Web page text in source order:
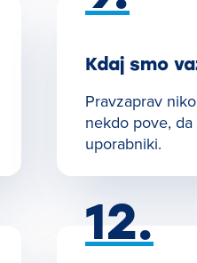
Kdaj smo
Pravzaprav
nekdo pove,
uporabniki.
12.